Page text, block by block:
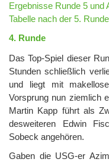
Ergebnisse Runde 5 und
Tabelle nach der 5. Runde
4. Runde
Das Top-Spiel dieser
Stunden schließlich
und liegt mit
Vorsprung nun ziemlich
Martin Kapp führt als
desweiteren Edwin
Sobeck angehören.
Gaben die USG-er